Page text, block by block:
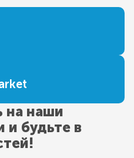
на наши
и будьте в